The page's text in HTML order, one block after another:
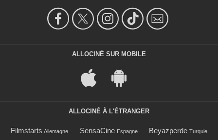
ALLOCINÉ SUR MOBILE
ALLOCINÉ À L'ÉTRANGER
Filmstarts Allemagne SensaCine Espagne Beyazperde Turquie